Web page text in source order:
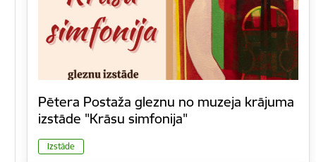
Pētera Postaža gleznu no muzeja krājuma
izstāde "Krāsu simfonija"
Izstāde